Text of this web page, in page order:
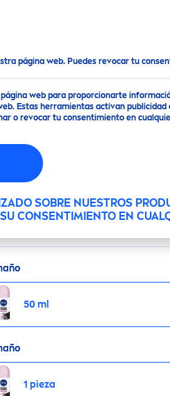
página web. Puedes revocar tu
web para proporcionarte
Estas herramientas activan publicidad
o revocar tu consentimiento en
SOBRE NUESTROS
CONSENTIMIENTO EN
Antitranspirante para mujer
BLACK
fórmula que te ofrece
y el mal olor. Te ofrece
y amarillas en la ropa.
50 ml
1 pieza